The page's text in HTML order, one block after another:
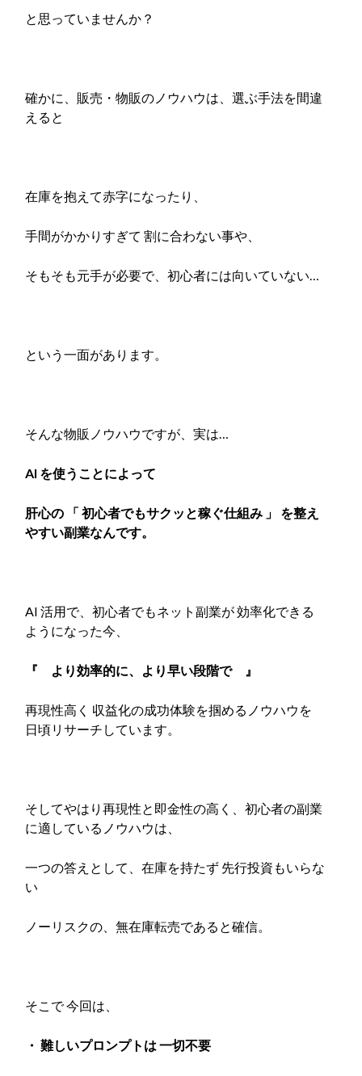
と思っていませんか？
確かに、販売・物販のノウハウは、選ぶ手法を間違
えると
在庫を抱えて赤字になったり、
手間がかかりすぎて 割に合わない事や、
そもそも元手が必要で、初心者には向いていない…
という一面があります。
そんな物販ノウハウですが、実は…
AI を使うことによって
肝心の 「 初心者でもサクッと稼ぐ仕組み 」 を整え
やすい副業なんです。
AI 活用で、初心者でもネット副業が 効率化できる
ようになった今、
『 より効率的に、より早い段階で 』
再現性高く 収益化の成功体験を掴めるノウハウを
日頃リサーチしています。
そしてやはり再現性と即金性の高く、初心者の副業
に適しているノウハウは、
一つの答えとして、在庫を持たず 先行投資もいらな
い
ノーリスクの、無在庫転売であると確信。
そこで 今回は、
・ 難しいプロンプトは 一切不要